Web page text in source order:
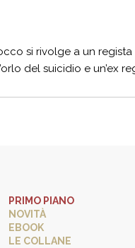
si rivolge a un
del suicidio e un’ex
PRIMO PIANO
NOVITÀ
EBOOK
LE COLLANE